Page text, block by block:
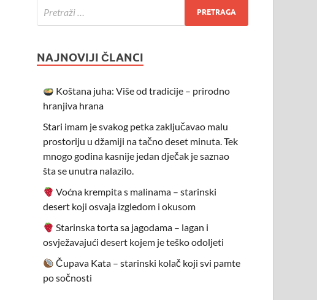
NAJNOVIJI ČLANCI
Koštana juha: Više od tradicije – prirodno
hranjiva hrana
Stari imam je svakog petka zaključavao malu
prostoriju u džamiji na tačno deset minuta. Tek
mnogo godina kasnije jedan dječak je saznao
šta se unutra nalazilo.
Voćna krempita s malinama – starinski
desert koji osvaja izgledom i okusom
Starinska torta sa jagodama – lagan i
osvježavajući desert kojem je teško odoljeti
Čupava Kata – starinski kolač koji svi pamte
po sočnosti